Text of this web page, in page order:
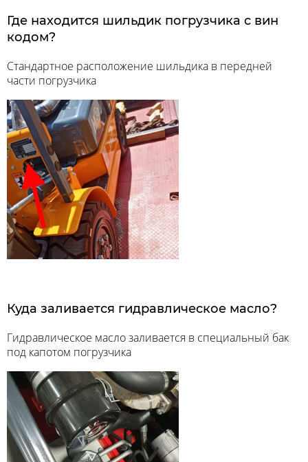
Где находится шильдик погрузчика с вин
кодом?
Стандартное расположение шильдика в передней
части погрузчика
Куда заливается гидравлическое масло?
Гидравлическое масло заливается в специальный бак
под капотом погрузчика